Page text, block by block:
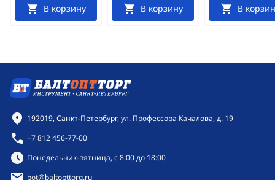
В корзину В корзину В
Контактная информация
192019, Санкт-Петербург, ул. Профессора Качалова, д. 19
+7 812 456-77-00
Режим работы:
Понедельник-пятница, с 8:00 до 18:00
bot@baltopttorg.ru